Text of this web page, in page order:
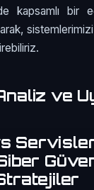
kapsamlı bir
ve